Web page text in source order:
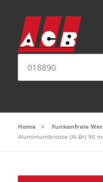
Home Funkenfreie
Aluminiumbronze (Al-Br) 90